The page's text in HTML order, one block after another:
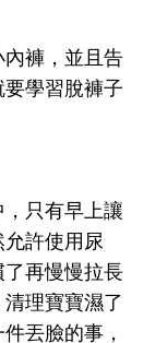
褲，並且告
學習脫褲子
只有早上讓
許使用尿
再慢慢拉長
理寶寶濕了
丟臉的事，